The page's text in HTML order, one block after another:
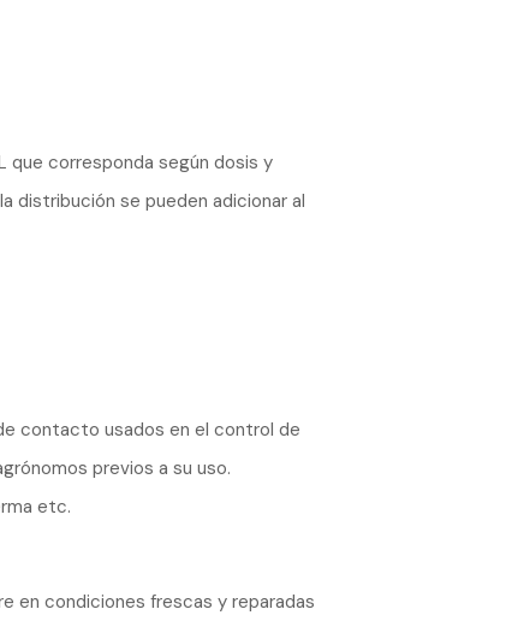
que corresponda según dosis y
distribución se pueden adicionar al
contacto usados en el control de
previos a su uso.
etc.
en condiciones frescas y reparadas